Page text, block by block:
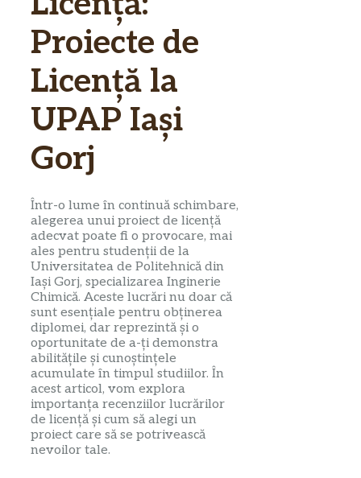
Proiecte de
Licență la
UPAP Iași
Gorj
Într-o lume în continuă schimbare,
alegerea unui proiect de licență
adecvat poate fi o provocare, mai
ales pentru studenții de la
Universitatea de Politehnică din
Iași Gorj, specializarea Inginerie
Chimică. Aceste lucrări nu doar că
sunt esențiale pentru obținerea
diplomei, dar reprezintă și o
oportunitate de a-ți demonstra
abilitățile și cunoștințele
acumulate în timpul studiilor. În
acest articol, vom explora
importanța recenziilor lucrărilor
de licență și cum să alegi un
proiect care să se potrivească
nevoilor tale.